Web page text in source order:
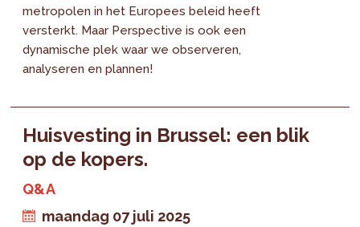
metropolen in het Europees beleid heeft
versterkt. Maar Perspective is ook een
dynamische plek waar we observeren,
analyseren en plannen!
Huisvesting in Brussel: een blik
op de kopers.
Q&A
maandag 07 juli 2025